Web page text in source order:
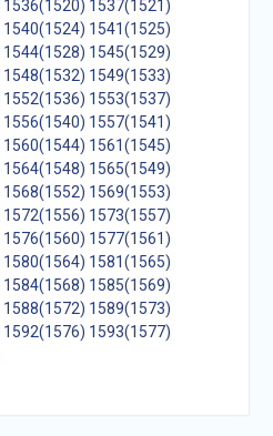
1536(1520) 1537(1521)
1540(1524) 1541(1525)
1544(1528) 1545(1529)
1548(1532) 1549(1533)
1552(1536) 1553(1537)
1556(1540) 1557(1541)
1560(1544) 1561(1545)
1564(1548) 1565(1549)
1568(1552) 1569(1553)
1572(1556) 1573(1557)
1576(1560) 1577(1561)
1580(1564) 1581(1565)
1584(1568) 1585(1569)
1588(1572) 1589(1573)
1592(1576) 1593(1577)